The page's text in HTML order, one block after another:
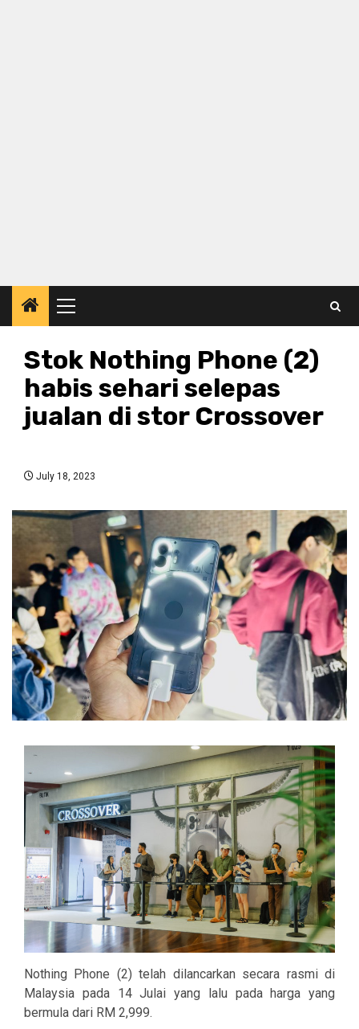
Primary
Menu
Stok Nothing Phone (2)
habis sehari selepas
jualan di stor Crossover
July 18, 2023
Nothing Phone (2) telah dilancarkan secara rasmi di
Malaysia pada 14 Julai yang lalu pada harga yang
bermula dari RM 2,999.